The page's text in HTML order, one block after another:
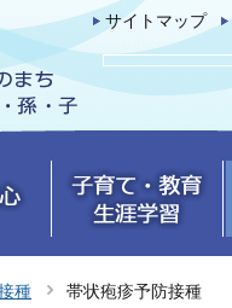
サイトマップ
種 帯状疱疹予防接種